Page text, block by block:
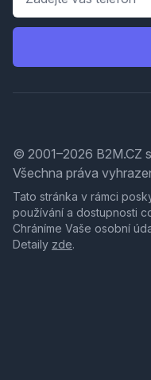
© 2001–2026 B2M.CZ
Všechna práva
Tato stránka v rámci
používání a dostupnosti
Chráníme Vaše osobní
Detaily zde.